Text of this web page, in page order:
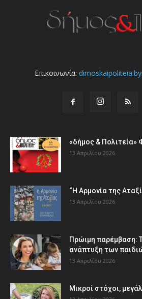
Επικοινωνία:
«δήμος & Πολιτεία»
13 Απριλίου 2026
“Η Αρμονία της
13 Απριλίου 2026
Πρώιμη παρέμβαση:
ανάπτυξη των
13 Απριλίου 2026
Μικροί στόχοι,